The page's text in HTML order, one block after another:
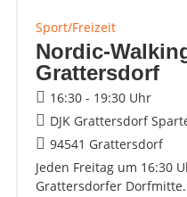
Sport/Freizeit
Nordic-
Grattersdorf
16:30 - 19:30 Uhr
DJK Grattersdorf
94541 Grattersdorf
Jeden Freitag um 16:30
Grattersdorfer